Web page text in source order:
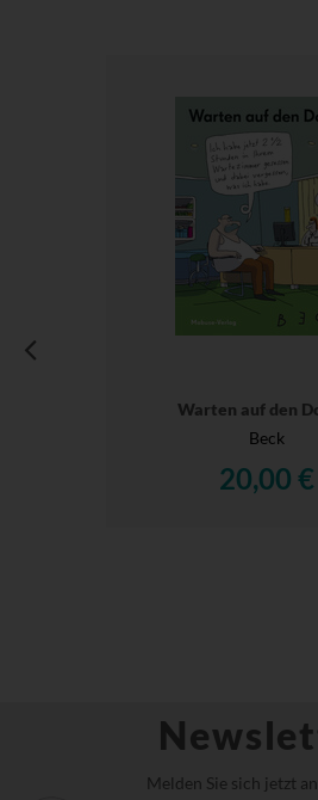
Warten auf den
Beck
20,00 €
Melden Sie sich jetzt